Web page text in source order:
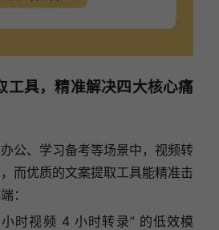
工具，精准解决四大核心痛
公、学习备考等场景中，视频转
而优质的文案提取工具能精准击
：
时视频 4 小时转录” 的低效模